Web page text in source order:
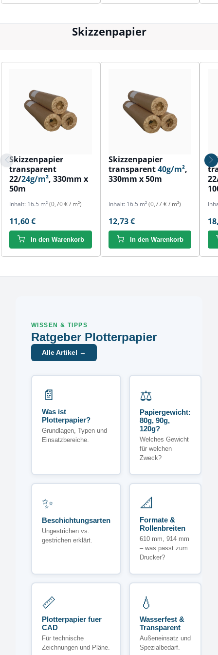
Skizzenpapier
Skizzenpapier
transparent
22/24g/m², 330mm x
50m
Inhalt: 16.5 m²(0,70 € / m²)
11,60 €
In den Warenkorb
Skizzenpapier
transparent40g/m²,
330mm x 50m
Inhalt: 16.5 m²(0,77 € / m²)
12,73 €
In den Warenkorb
WISSEN & TIPPS
Ratgeber Plotterpapier
Alle Artikel →
📄
Was ist
Plotterpapier?
Grundlagen, Typen und
Einsatzbereiche.
⚖️
Papiergewicht:
80g, 90g,
120g?
Welches Gewicht
für welchen
Zweck?
✨
Beschichtungsarten
Ungestrichen vs.
gestrichen erklärt.
📐
Formate &
Rollenbreiten
610 mm, 914 mm
– was passt zum
Drucker?
📏
Plotterpapier fuer
CAD
Für technische
Zeichnungen und Pläne.
💧
Wasserfest &
Transparent
Außeneinsatz und
Spezialbedarf.